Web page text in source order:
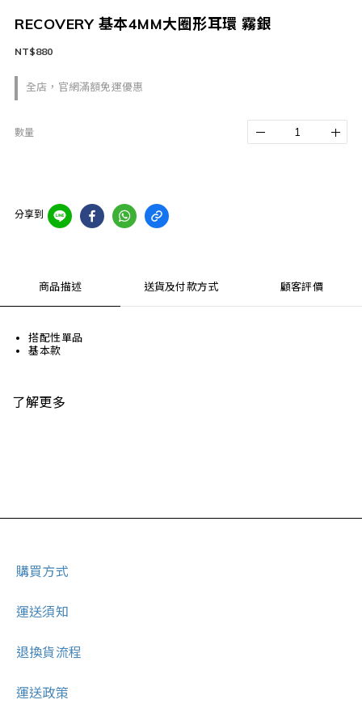
RECOVERY 基本4MM大圈形耳環 霧銀
全店，官網滿額免運優惠
NT$880
數量
分享到
商品描述 送貨及付款方式 顧客評價
搭配性單品
基本款
了解更多
購買方式
運送須知
退換貨流程
運送政策